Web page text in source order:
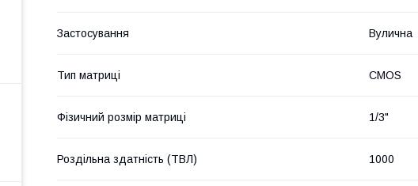
Застосування Вулична
Тип матриці CMOS
Фізичний розмір матриці 1/3"
Роздільна здатність (ТВЛ) 1000